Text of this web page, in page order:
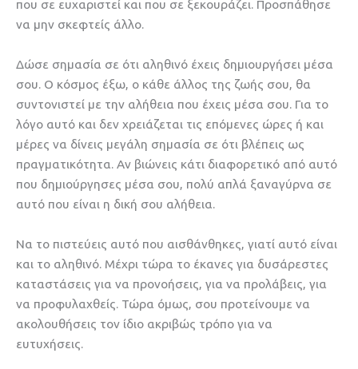
που σε ευχαριστεί και που σε ξεκουράζει. Προσπάθησε
να μην σκεφτείς άλλο.
Δώσε σημασία σε ότι αληθινό έχεις δημιουργήσει μέσα
σου. Ο κόσμος έξω, ο κάθε άλλος της ζωής σου, θα
συντονιστεί με την αλήθεια που έχεις μέσα σου. Για το
λόγο αυτό και δεν χρειάζεται τις επόμενες ώρες ή και
μέρες να δίνεις μεγάλη σημασία σε ότι βλέπεις ως
πραγματικότητα. Αν βιώνεις κάτι διαφορετικό από αυτό
που δημιούργησες μέσα σου, πολύ απλά ξαναγύρνα σε
αυτό που είναι η δική σου αλήθεια.
Να το πιστεύεις αυτό που αισθάνθηκες, γιατί αυτό είναι
και το αληθινό. Μέχρι τώρα το έκανες για δυσάρεστες
καταστάσεις για να προνοήσεις, για να προλάβεις, για
να προφυλαχθείς. Τώρα όμως, σου προτείνουμε να
ακολουθήσεις τον ίδιο ακριβώς τρόπο για να
ευτυχήσεις.